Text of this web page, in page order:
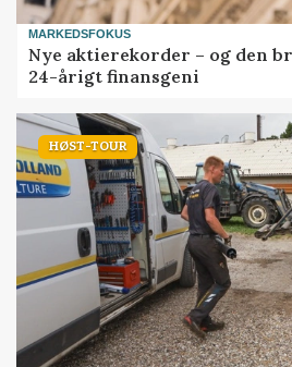
MARKEDSFOKUS
Nye aktierekorder – og den
24-årigt finansgeni
HØST-TOUR